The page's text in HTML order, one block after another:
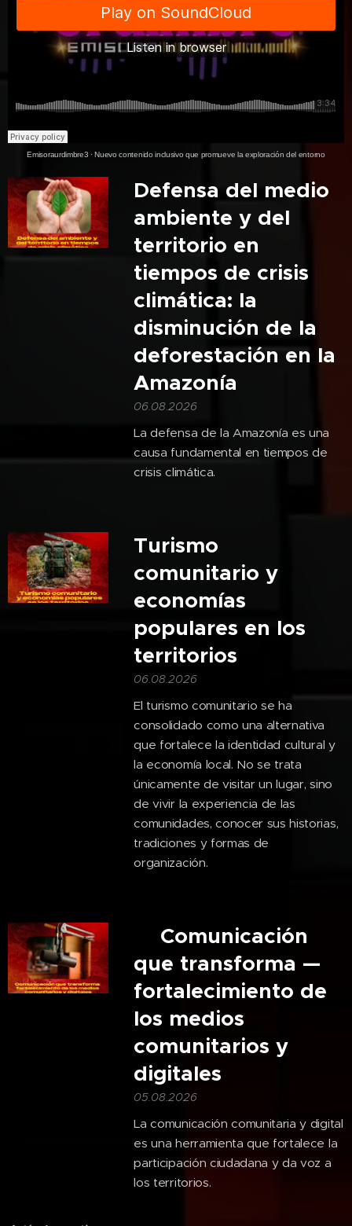
Emisoraurdimbre3 ·Nuevo contenido inclusivo que promueve la exploración del entorno
Defensa del medio
ambiente y del
territorio en
tiempos de crisis
climática: la
disminución de la
deforestación en la
Amazonía
06.08.2026
La defensa de la Amazonía es una
causa fundamental en tiempos de
crisis climática.
Turismo
comunitario y
economías
populares en los
territorios
06.08.2026
El turismo comunitario se ha
consolidado como una alternativa
que fortalece la identidad cultural y
la economía local. No se trata
únicamente de visitar un lugar, sino
de vivir la experiencia de las
comunidades, conocer sus historias,
tradiciones y formas de
organización.
🎙️Comunicación
que transforma —
fortalecimiento de
los medios
comunitarios y
digitales
05.08.2026
La comunicación comunitaria y digital
es una herramienta que fortalece la
participación ciudadana y da voz a
los territorios.